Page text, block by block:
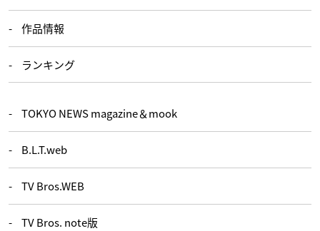
作品情報
ランキング
TOKYO NEWS magazine＆mook
B.L.T.web
TV Bros.WEB
TV Bros. note版